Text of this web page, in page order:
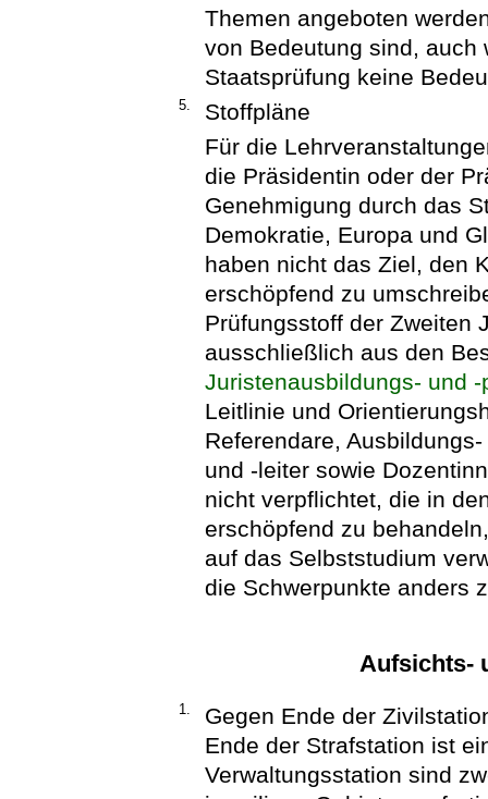
Themen angeboten
von Bedeutung sind, auch
Staatsprüfung keine
5.
Stoffpläne
Für die
die Präsidentin oder der
Genehmigung durch das
Demokratie, Europa und
haben nicht das Ziel, den
erschöpfend zu
Prüfungsstoff der Zweiten
ausschließlich aus den
Juristenausbildungs- und
Leitlinie und
Referendare,
und -leiter sowie
nicht verpflichtet, die in
erschöpfend zu
auf das Selbststudium
die Schwerpunkte anders
Aufsichts-
1.
Gegen Ende der
Ende der Strafstation ist
Verwaltungsstation sind